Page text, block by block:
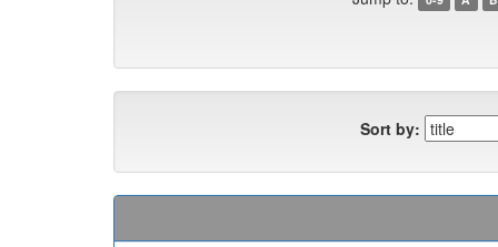
Sort by: